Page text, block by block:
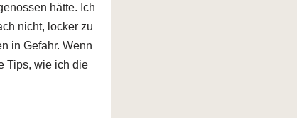
hätte. Ich
nicht, locker zu
in Gefahr. Wenn
Tips, wie ich die